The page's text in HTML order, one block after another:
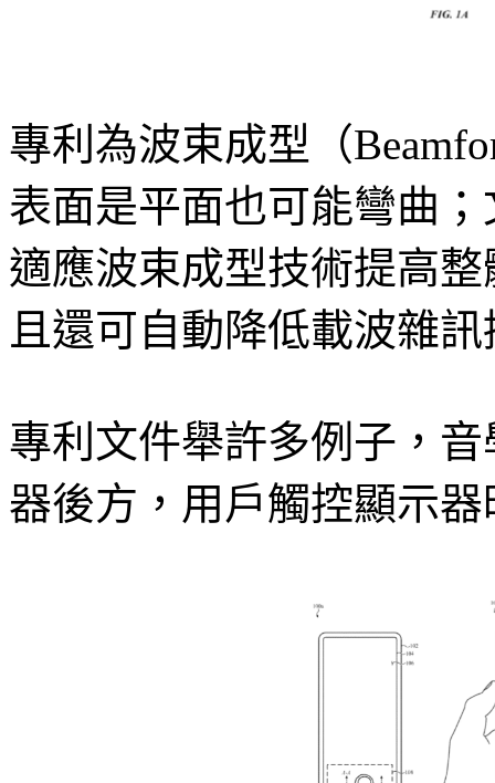
專利為波束成型（
表面是平面也可能彎曲
適應波束成型技術提高
且還可自動降低載波雜
專利文件舉許多例子，
器後方，用戶觸控顯示